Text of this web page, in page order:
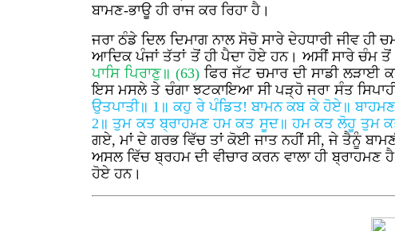
ਬਾਮਣ-ਭਾਊ ਹੀ ਰਾਜ ਕਰ ਰਿਹਾ ਹੈ।
ਜਰਾ ਠੰਡੇ ਦਿਲ ਦਿਮਾਗ ਨਾਲ ਸੋਚੋ ਸਾਰੇ ਦੇਹਧਾਰੀ ਜੀਵ
ਆਦਿਕ ਪੰਜਾਂ ਤੱਤਾਂ ਤੋਂ ਹੀ ਪੈਦਾ ਹੋਏ ਹਨ। ਅਸੀਂ ਸਾਰੇ ਚੰਮ
ਪਾਸਿ ਪਿਰਾਣੁ॥ (63) ਫਿਰ ਜੱਟ ਚਮਾਰ ਦੀ ਸਾਡੀ ਲੜਾਈ
ਇਸ ਮਸਲੇ ਤੇ ਚੰਗਾ ਝਟਕਾਇਆ ਸੀ ਪੜ੍ਹੋ ਜਰਾ ਸੰਤ
ਉਤਪਾਤੀ॥ 1॥ ਕਹੁ ਰੇ ਪੰਡਿਤ! ਬਾਮਨ ਕਬ ਕੇ ਹੋਏ॥
2॥ ਤੁਮ ਕਤ ਬ੍ਰਾਹਮਣ ਹਮ ਕਤ ਸੂਦ॥ ਹਮ ਕਤ ਲੋਹੂ ਤੁਮ
ਗਏ, ਮਾਂ ਦੇ ਗਰਭ ਵਿੱਚ ਤਾਂ ਕੋਈ ਜਾਤ ਨਹੀਂ ਸੀ, ਜੇ ਤੈਨੂੰ
ਅਸਲ ਵਿੱਚ ਬ੍ਰਹਮ ਦੀ ਵੀਚਾਰ ਕਰਨ ਵਾਲਾ ਹੀ
ਹੋਏ ਹਨ।